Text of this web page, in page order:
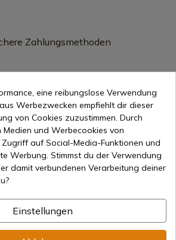
Zahlungsmethoden
Versand
eine reibungslose Verwendung
Werbezwecken empfiehlt dir dieser
von Cookies zuzustimmen. Durch
und Werbecookies von
auf Social-Media-Funktionen und
Werbung. Stimmst du der Verwendung
damit verbundenen Verarbeitung deiner
Einstellungen